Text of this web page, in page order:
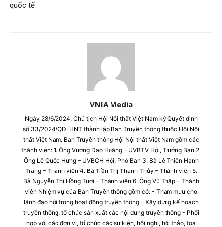
quốc tế
VNIA Media
Ngày 28/6/2024, Chủ tịch Hội Nội thất Việt Nam ký Quyết định
số 33/2024/QĐ-HNT thành lập Ban Truyền thông thuộc Hội Nội
thất Việt Nam. Ban Truyền thông Hội Nội thất Việt Nam gồm các
thành viên: 1. Ông Vương Đạo Hoàng – UVBTV Hội, Trưởng Ban 2.
Ông Lê Quốc Hưng – UVBCH Hội, Phó Ban 3. Bà Lê Thiên Hạnh
Trang – Thành viên 4. Bà Trần Thị Thanh Thủy – Thành viên 5.
Bà Nguyễn Thị Hồng Tươi – Thành viên 6. Ông Vũ Thập - Thành
viên Nhiệm vụ của Ban Truyền thông gồm có: - Tham mưu cho
lãnh đạo hội trong hoạt động truyền thông - Xây dựng kế hoạch
truyền thông; tổ chức sản xuất các nội dung truyền thông - Phối
hợp với các đơn vị, tổ chức các sự kiện, hội nghị, hội thảo, tọa